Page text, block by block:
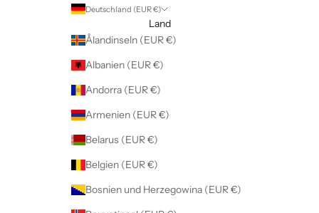
Deutschland (EUR €)
Land
Ålandinseln (EUR €)
Albanien (EUR €)
Andorra (EUR €)
Armenien (EUR €)
Belarus (EUR €)
Belgien (EUR €)
Bosnien und Herzegowina (EUR €)